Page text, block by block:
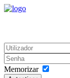
Memorizar